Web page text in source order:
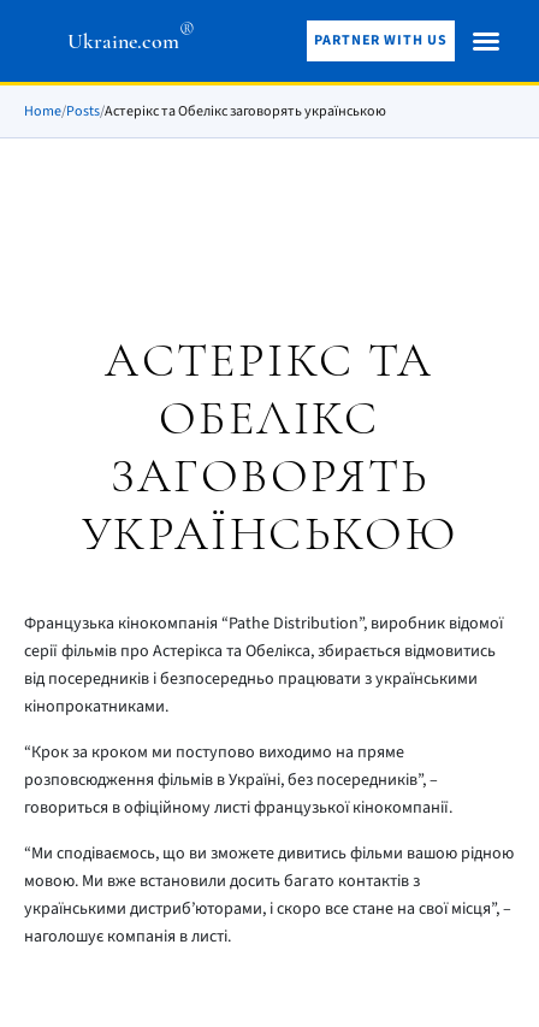
Ukraine.com® PARTNER WITH US
Home/Posts/Астерікс та Обелікс заговорять українською
АСТЕРІКС ТА
ОБЕЛІКС
ЗАГОВОРЯТЬ
УКРАЇНСЬКОЮ
Французька кінокомпанія “Pathe Distribution”, виробник відомої
серії фільмів про Астерікса та Обелікса, збирається відмовитись
від посередників і безпосередньо працювати з українськими
кінопрокатниками.
“Крок за кроком ми поступово виходимо на пряме
розповсюдження фільмів в Україні, без посередників”, –
говориться в офіційному листі французької кінокомпанії.
“Ми сподіваємось, що ви зможете дивитись фільми вашою рідною
мовою. Ми вже встановили досить багато контактів з
українськими дистриб’юторами, і скоро все стане на свої місця”, –
наголошує компанія в листі.